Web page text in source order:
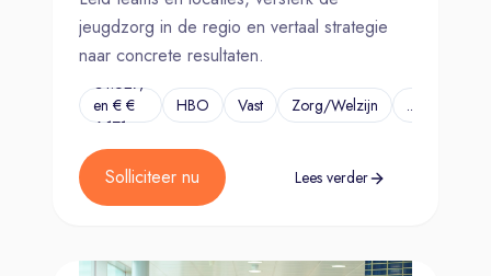
jeugdzorg in de regio en vertaal strategie
naar concrete resultaten.
€4.627,-
en € €
6.171,-
HBO Vast Zorg/Welzijn ...
Solliciteer nu Lees verder